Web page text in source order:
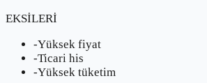
EKSİLERİ
-Yüksek fiyat
-Ticari his
-Yüksek tüketim